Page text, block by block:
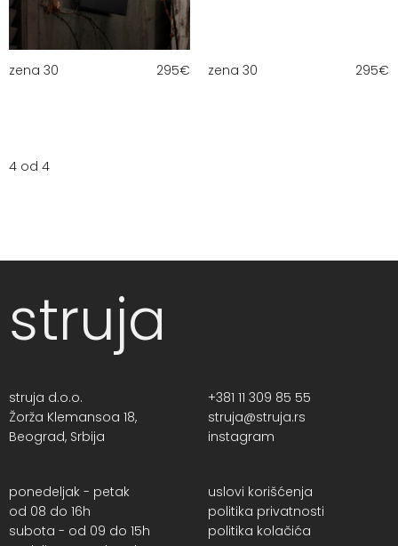
zena 30 295€ zena 30 295€
4 od 4
struja
struja d.o.o.
Žorža Klemansoa 18,
Beograd, Srbija
+381 11 309 85 55
struja@struja.rs
instagram
ponedeljak - petak
od 08 do 16h
subota - od 09 do 15h
uslovi korišćenja
politika privatnosti
politika kolačića